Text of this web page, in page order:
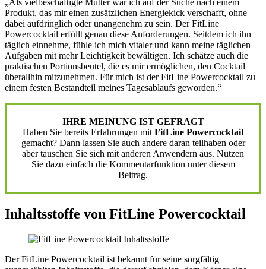
„Als vielbeschäftigte Mutter war ich auf der Suche nach einem
Produkt, das mir einen zusätzlichen Energiekick verschafft, ohne
dabei aufdringlich oder unangenehm zu sein. Der FitLine
Powercocktail erfüllt genau diese Anforderungen. Seitdem ich ihn
täglich einnehme, fühle ich mich vitaler und kann meine täglichen
Aufgaben mit mehr Leichtigkeit bewältigen. Ich schätze auch die
praktischen Portionsbeutel, die es mir ermöglichen, den Cocktail
überallhin mitzunehmen. Für mich ist der FitLine Powercocktail zu
einem festen Bestandteil meines Tagesablaufs geworden.“
IHRE MEINUNG IST GEFRAGT
Haben Sie bereits Erfahrungen mit FitLine Powercocktail
gemacht? Dann lassen Sie auch andere daran teilhaben oder
aber tauschen Sie sich mit anderen Anwendern aus. Nutzen
Sie dazu einfach die Kommentarfunktion unter diesem
Beitrag.
Inhaltsstoffe von FitLine Powercocktail
Der FitLine Powercocktail ist bekannt für seine sorgfältig